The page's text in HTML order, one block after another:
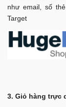
như email, số
Target
3. Giỏ hàng trực